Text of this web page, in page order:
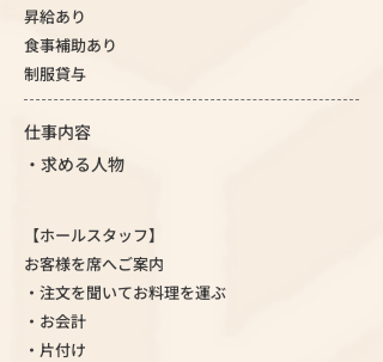
昇給あり
食事補助あり
制服貸与
仕事内容
・求める人物
【ホールスタッフ】
お客様を席へご案内
・注文を聞いてお料理を運ぶ
・お会計
・片付け